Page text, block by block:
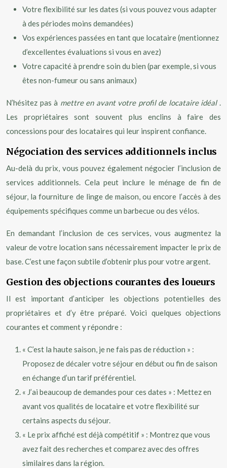
Votre flexibilité sur les dates (si vous pouvez vous adapter
à des périodes moins demandées)
Vos expériences passées en tant que locataire (mentionnez
d’excellentes évaluations si vous en avez)
Votre capacité à prendre soin du bien (par exemple, si vous
êtes non-fumeur ou sans animaux)
N’hésitez pas à mettre en avant votre profil de locataire idéal.
Les propriétaires sont souvent plus enclins à faire des
concessions pour des locataires qui leur inspirent confiance.
Négociation des services additionnels inclus
Au-delà du prix, vous pouvez également négocier l’inclusion de
services additionnels. Cela peut inclure le ménage de fin de
séjour, la fourniture de linge de maison, ou encore l’accès à des
équipements spécifiques comme un barbecue ou des vélos.
En demandant l’inclusion de ces services, vous augmentez la
valeur de votre location sans nécessairement impacter le prix de
base. C’est une façon subtile d’obtenir plus pour votre argent.
Gestion des objections courantes des loueurs
Il est important d’anticiper les objections potentielles des
propriétaires et d’y être préparé. Voici quelques objections
courantes et comment y répondre :
« C’est la haute saison, je ne fais pas de réduction » :
Proposez de décaler votre séjour en début ou fin de saison
en échange d’un tarif préférentiel.
« J’ai beaucoup de demandes pour ces dates » : Mettez en
avant vos qualités de locataire et votre flexibilité sur
certains aspects du séjour.
« Le prix affiché est déjà compétitif » : Montrez que vous
avez fait des recherches et comparez avec des offres
similaires dans la région.